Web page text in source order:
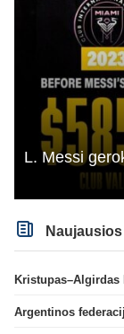
L. Messi
Naujausios